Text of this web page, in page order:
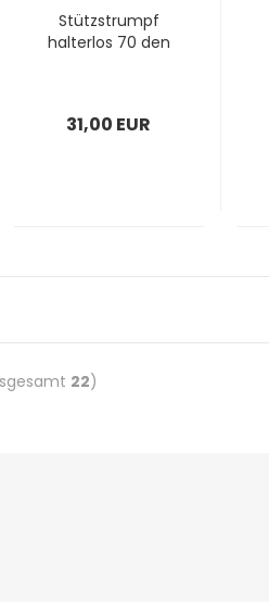
Stütz­strumpf
hal­ter­los 70 den
31,00 EUR
22)